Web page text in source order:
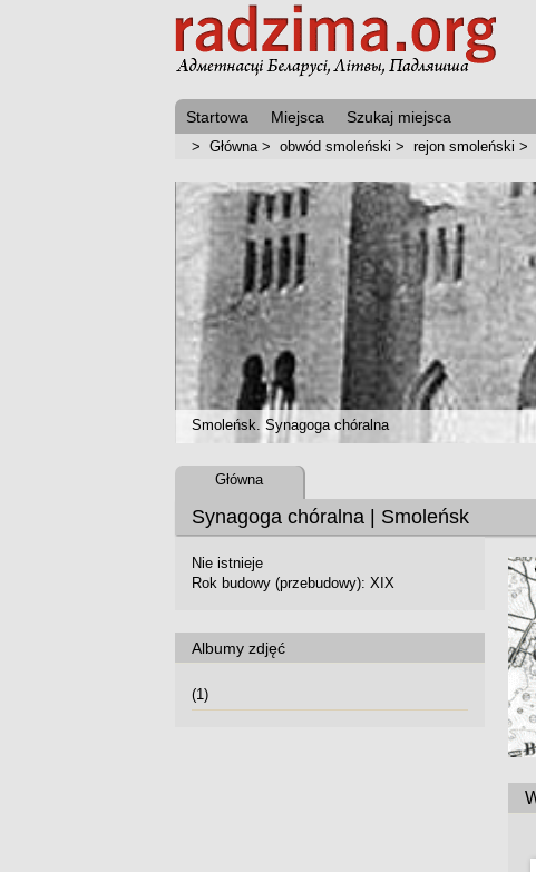
Startowa Miejsca Szukaj miejsca
> Główna> obwód smoleński > rejon smoleński >
Smoleńsk. Synagoga chóralna
Synagoga chóralna | Smoleńsk
Główna
Nie istnieje
Rok budowy (przebudowy): XIX
Albumy zdjęć
(1)